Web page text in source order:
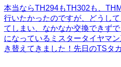
本当ならTH294もTH302も、
行いたかったのですが、どうし
てしまい、なかなか交換できず
になっているミスタータイヤマ
き替えてきました！先日のTSタ